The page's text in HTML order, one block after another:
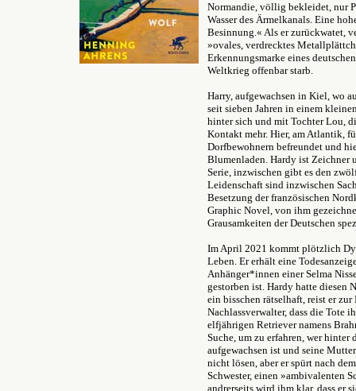
Normandie, völlig bekleidet, nur
Wasser des Ärmelkanals. Eine
Besinnung.« Als er zurückwatet,
»ovales, verdrecktes
Erkennungsmarke eines
Weltkrieg offenbar starb.
Harry, aufgewachsen in Kiel, wo
seit sieben Jahren in einem
hinter sich und mit Tochter Lou,
Kontakt mehr. Hier, am Atlantik,
Dorfbewohnern befreundet und
Blumenladen. Hardy ist Zeichner
Serie, inzwischen gibt es den
Leidenschaft sind inzwischen
Besetzung der französischen
Graphic Novel, von ihm
Grausamkeiten der Deutschen
Im April 2021 kommt plötzlich
Leben. Er erhält eine
Anhänger*innen einer Selma
gestorben ist. Hardy hatte diesen
ein bisschen rätselhaft, reist er
Nachlassverwalter, dass die Tote
elfjährigen Retriever namens
Suche, um zu erfahren, wer hinter
aufgewachsen ist und seine
nicht lösen, aber er spürt nach
Schwester, einen »ambivalenten
andrerseits wird ihm klar, dass er